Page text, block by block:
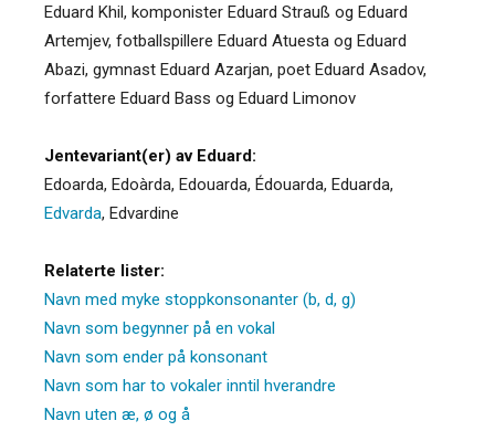
Eduard Khil, komponister Eduard Strauß og Eduard
Artemjev, fotballspillere Eduard Atuesta og Eduard
Abazi, gymnast Eduard Azarjan, poet Eduard Asadov,
forfattere Eduard Bass og Eduard Limonov
Jentevariant(er) av Eduard:
Edoarda, Edoàrda, Edouarda, Édouarda, Eduarda,
Edvarda, Edvardine
Relaterte lister:
Navn med myke stoppkonsonanter (b, d, g)
Navn som begynner på en vokal
Navn som ender på konsonant
Navn som har to vokaler inntil hverandre
Navn uten æ, ø og å